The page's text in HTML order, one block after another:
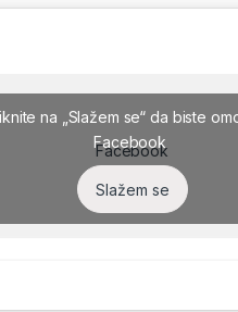
Facebook
na „Slažem se“ da biste
Facebook
Slažem se